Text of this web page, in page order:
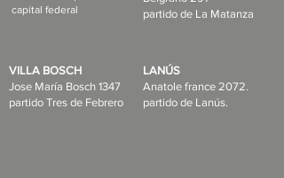
capital federal
partido de La Matanza
VILLA BOSCH
Jose María Bosch 1347
partido Tres de Febrero
LANÚS
Anatole france 2072.
partido de Lanús.